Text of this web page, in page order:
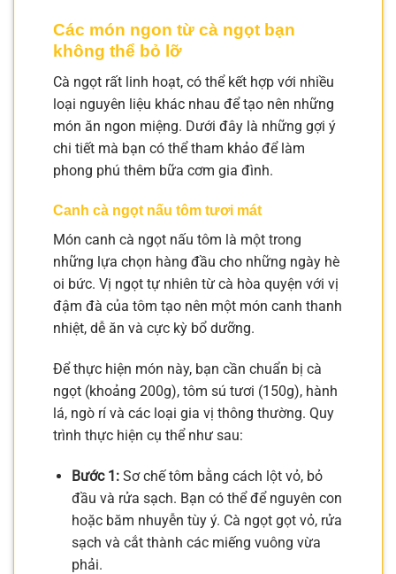
Các món ngon từ cà ngọt bạn
không thể bỏ lỡ
Cà ngọt rất linh hoạt, có thể kết hợp với nhiều
loại nguyên liệu khác nhau để tạo nên những
món ăn ngon miệng. Dưới đây là những gợi ý
chi tiết mà bạn có thể tham khảo để làm
phong phú thêm bữa cơm gia đình.
Canh cà ngọt nấu tôm tươi mát
Món canh cà ngọt nấu tôm là một trong
những lựa chọn hàng đầu cho những ngày hè
oi bức. Vị ngọt tự nhiên từ cà hòa quyện với vị
đậm đà của tôm tạo nên một món canh thanh
nhiệt, dễ ăn và cực kỳ bổ dưỡng.
Để thực hiện món này, bạn cần chuẩn bị cà
ngọt (khoảng 200g), tôm sú tươi (150g), hành
lá, ngò rí và các loại gia vị thông thường. Quy
trình thực hiện cụ thể như sau:
Bước 1:Sơ chế tôm bằng cách lột vỏ, bỏ
đầu và rửa sạch. Bạn có thể để nguyên con
hoặc băm nhuyễn tùy ý. Cà ngọt gọt vỏ, rửa
sạch và cắt thành các miếng vuông vừa
phải.